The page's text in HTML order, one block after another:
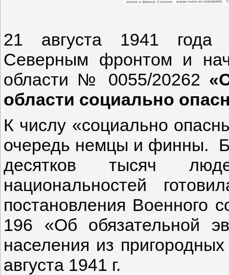
21 августа 1941 года
Северным фронтом и
области № 0055/20262
области социально
К числу «социально
очередь немцы и финны.
десятков тысяч
национальностей
постановления Военного
196 «Об обязательной
населения из
августа 1941 г.